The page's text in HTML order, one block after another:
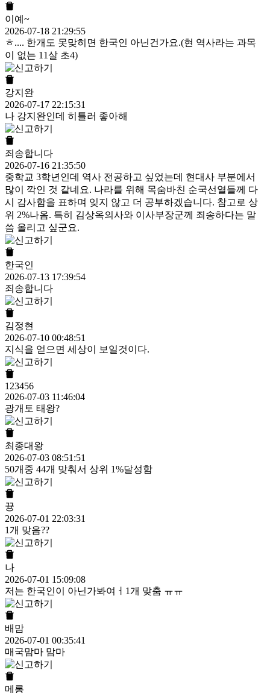
이예~
2026-07-18 21:29:55
ㅎ.... 한개도 못맞히면 한국인 아닌건가요.(현 역사라는 과목
이 없는 11살 초4)
강지완
2026-07-17 22:15:31
나 강지완인데 히틀러 좋아해
죄송합니다
2026-07-16 21:35:50
중학교 3학년인데 역사 전공하고 싶었는데 현대사 부분에서
많이 깍인 것 같네요. 나라를 위해 목숨바친 순국선열들께 다
시 감사함을 표하며 잊지 않고 더 공부하겠습니다. 참고로 상
위 2%나옴. 특히 김상옥의사와 이사부장군께 죄송하다는 말
씀 올리고 싶군요.
한국인
2026-07-13 17:39:54
죄송합니다
김정현
2026-07-10 00:48:51
지식을 얻으면 세상이 보일것이다.
123456
2026-07-03 11:46:04
광개토 태왕?
최종대왕
2026-07-03 08:51:51
50개중 44개 맞춰서 상위 1%달성함
뀽
2026-07-01 22:03:31
1개 맞음??
나
2026-07-01 15:09:08
저는 한국인이 아닌가봐여ㅓ1개 맞춤 ㅠㅠ
배맘
2026-07-01 00:35:41
매국맘마 맘마
메롱